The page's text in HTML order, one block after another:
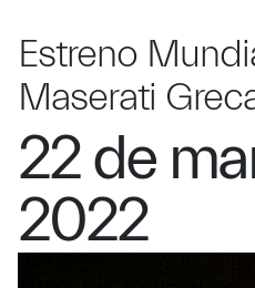
Estreno
Maserati
22 de
2022